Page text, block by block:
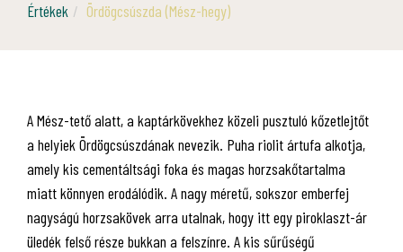
Értékek Ördögcsúszda (Mész-hegy)
A Mész-tető alatt, a kaptárkövekhez közeli pusztuló kőzetlejtőt
a helyiek Ördögcsúszdának nevezik. Puha riolit ártufa alkotja,
amely kis cementáltsági foka és magas horzsakőtartalma
miatt könnyen erodálódik. A nagy méretű, sokszor emberfej
nagyságú horzsakövek arra utalnak, hogy itt egy piroklaszt-ár
üledék felső része bukkan a felszínre. A kis sűrűségű